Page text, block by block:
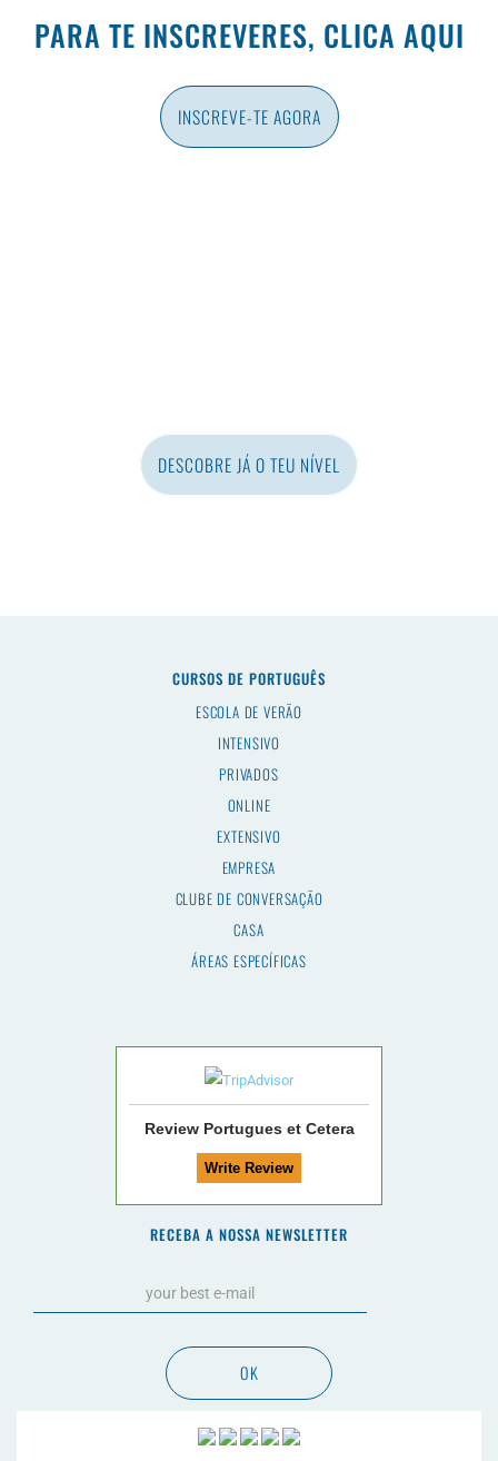
PARA TE INSCREVERES, CLICA AQUI
INSCREVE-TE AGORA
DESCOBRE JÁ O TEU NÍVEL
CURSOS DE PORTUGUÊS
ESCOLA DE VERÃO
INTENSIVO
PRIVADOS
ONLINE
EXTENSIVO
EMPRESA
CLUBE DE CONVERSAÇÃO
CASA
ÁREAS ESPECÍFICAS
Review Portugues et Cetera
RECEBA A NOSSA NEWSLETTER
OK